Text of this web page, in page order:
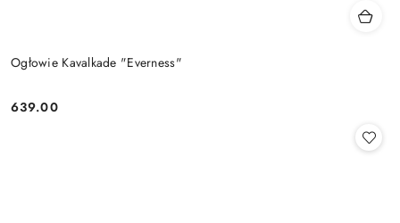
Ogłowie Kavalkade "Everness"
Cena:
639.00